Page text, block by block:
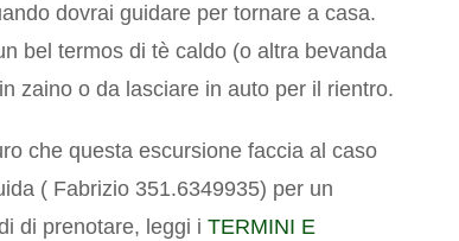
dovrai guidare per tornare a casa.
bel termos di tè caldo (o altra bevanda
zaino o da lasciare in auto per il rientro.
che questa escursione faccia al caso
( Fabrizio 351.6349935) per un
di prenotare, leggi iTERMINI E